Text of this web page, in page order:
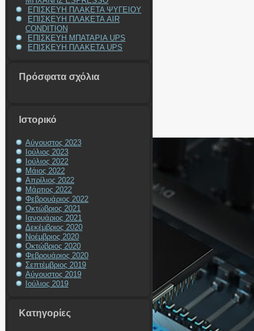
ΕΠΙΣΚΕΥΗ ΠΛΑΚΕΤΑ ΨΥΓΕΙΟΥ
ΕΠΙΣΚΕΥΗ ΠΛΑΚΕΤΑ AIR
CONDITION
ΕΠΙΣΚΕΥΗ ΜΠΑΤΑΡΙΑ UPS
ΕΠΙΣΚΕΥΗ ΠΛΑΚΕΤΑ UPS
Πρόσφατα σχόλια
Ιστορικό
Αύγουστος 2023
Ιούλιος 2023
Ιούλιος 2022
Μάιος 2022
Απρίλιος 2022
Μάρτιος 2022
Φεβρουάριος 2022
Οκτώβριος 2021
Ιανουάριος 2021
Δεκέμβριος 2020
Νοέμβριος 2020
Οκτώβριος 2020
Φεβρουάριος 2020
Σεπτέμβριος 2019
Αύγουστος 2019
Ιούλιος 2019
Kατηγορίες